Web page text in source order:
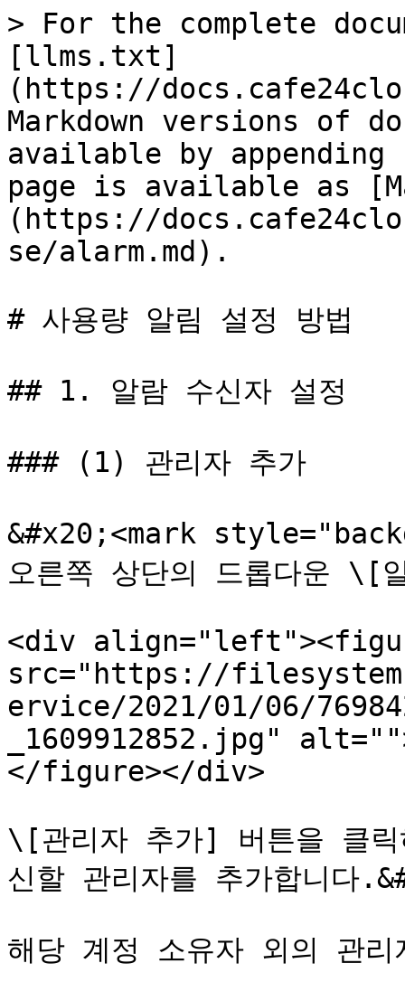
> For the complete
[llms.txt]
(https://
Markdown versions of
available by
page is available as
(https://
se/alarm.md).
# 사용량 알림 설정 방법
## 1. 알람 수신자 설정
### (1) 관리자 추가
&#x20;<mark
오른쪽 상단의 드롭다운 \[
<div
src="https://
ervice/2021/01/06/
_1609912852.jpg"
</figure></div>
\[관리자 추가] 버튼을 클릭
신할 관리자를 추가합니다
해당 계정 소유자 외의 관